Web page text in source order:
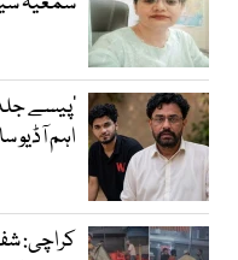
’پیسے
اہم آڈیو
کراچی: